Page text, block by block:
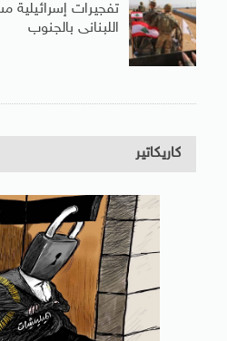
تفجيرات
اللبنانى بالجنوب
كاريكاتير